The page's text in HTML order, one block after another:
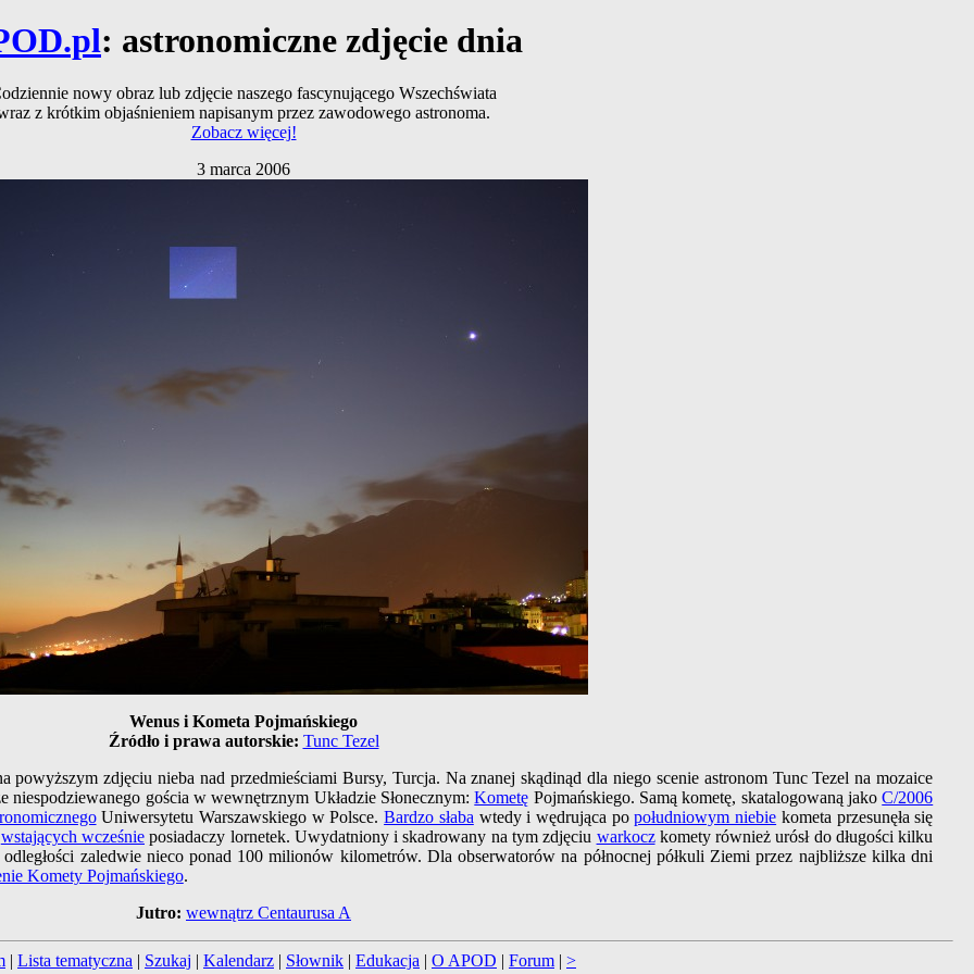
: astronomiczne zdjęcie dnia
nowy obraz lub zdjęcie naszego fascynującego Wszechświata
z krótkim objaśnieniem napisanym przez zawodowego astronoma.
Zobacz więcej!
3 marca 2006
Wenus i Kometa Pojmańskiego
Źródło i prawa autorskie: Tunc Tezel
powyższym zdjęciu nieba nad przedmieściami Bursy, Turcja. Na znanej skądinąd dla niego scenie astronom Tunc Tezel na mozaice
niespodziewanego gościa w wewnętrznym Układzie Słonecznym:Kometę Pojmańskiego. Samą kometę, skatalogowaną jakoC/2006
Uniwersytetu Warszawskiego w Polsce.Bardzo słaba wtedy i wędrująca popołudniowym niebie kometa przesunęła się
wstających wcześnie posiadaczy lornetek. Uwydatniony i skadrowany na tym zdjęciu warkoczkomety również urósł do długości kilku
zaledwie nieco ponad 100 milionów kilometrów. Dla obserwatorów na północnej półkuli Ziemi przez najbliższe kilka dni
Komety Pojmańskiego.
Jutro: wewnątrz Centaurusa A
| Lista tematyczna | Szukaj | Kalendarz | Słownik | Edukacja | O APOD | Forum | >